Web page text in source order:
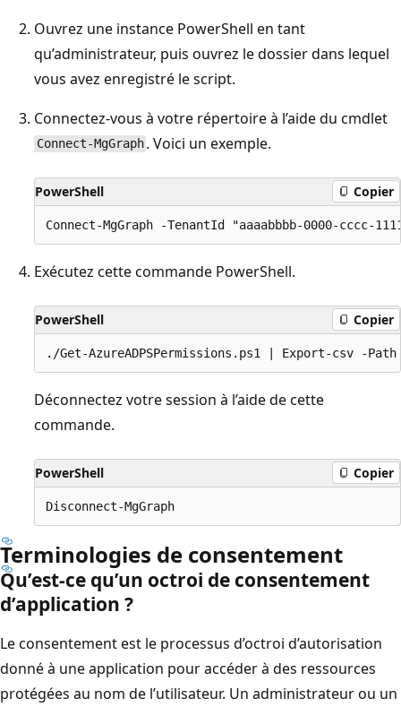
Ouvrez une instance PowerShell en tant
qu’administrateur, puis ouvrez le dossier dans lequel
vous avez enregistré le script.
Connectez-vous à votre répertoire à l’aide du cmdlet
Connect-MgGraph . Voici un exemple.
PowerShell Copier
Exécutez cette commande PowerShell.
PowerShell Copier
Déconnectez votre session à l’aide de cette
commande.
PowerShell Copier
Terminologies de consentement
Qu’est-ce qu’un octroi de consentement
d’application ?
Le consentement est le processus d’octroi d’autorisation
donné à une application pour accéder à des ressources
protégées au nom de l’utilisateur. Un administrateur ou un